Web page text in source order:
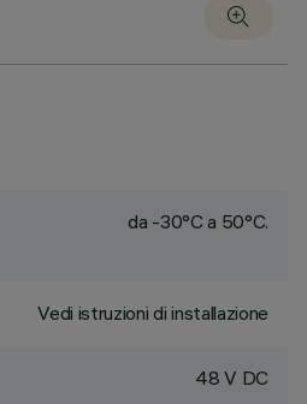
da -30°C a 50°C.
Vedi istruzioni di installazione
48 V DC